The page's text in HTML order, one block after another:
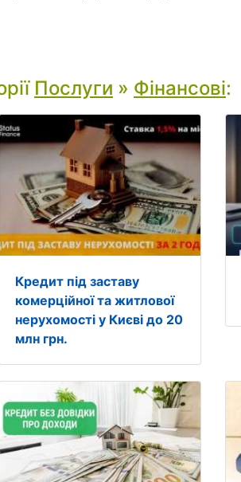
Послуги » Фінансові:
Кредит під заставу
комерційної та житлової
нерухомості у Києві до 20
млн грн.